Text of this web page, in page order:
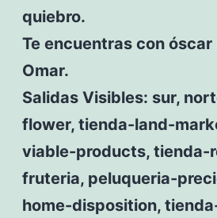
quiebro.
Te encuentras con
Omar.
Salidas Visibles: sur,
flower, tienda-land-
viable-products, tienda-
fruteria, peluqueria-
home-disposition,